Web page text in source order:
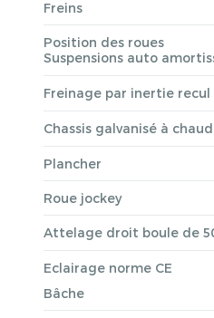
Freins
Position des roues
Suspensions auto
Freinage par inertie
Chassis galvanisé à chaud
Plancher
Roue jockey
Attelage droit boule de
Eclairage norme CE
Bâche